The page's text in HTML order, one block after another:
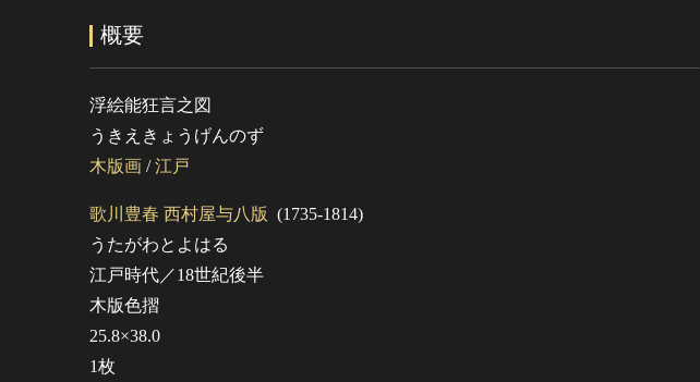
概要
浮絵能狂言之図
うきえきょうげんのず
木版画 /江戸
歌川豊春 西村屋与八版 (1735-1814)
うたがわとよはる
江戸時代／18世紀後半
木版色摺
25.8×38.0
1枚